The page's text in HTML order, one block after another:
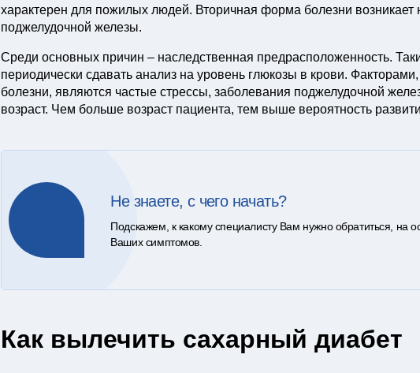
характерен для пожилых людей. Вторичная форма болезни возникает
поджелудочной железы.
Среди основных причин – наследственная предрасположенность.
периодически сдавать анализ на уровень глюкозы в крови.
болезни, являются частые стрессы, заболевания поджелудочной
возраст. Чем больше возраст пациента, тем выше вероятность
Не знаете, с чего начать?
Подскажем, к какому специалисту Вам нужно обратиться, на
Ваших симптомов.
Как вылечить сахарный диабет